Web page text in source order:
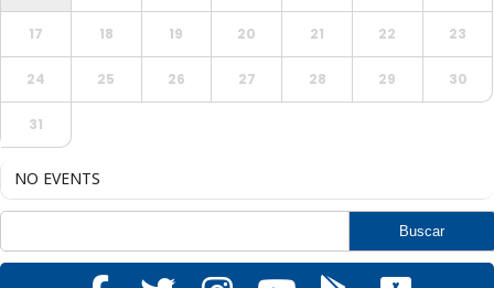
17 18 19 20 21 22 23
24 25 26 27 28 29 30
31
NO EVENTS